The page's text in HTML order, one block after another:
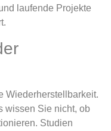
laufende Projekte
Wiederherstellbarkeit.
wissen Sie nicht, ob
Studien